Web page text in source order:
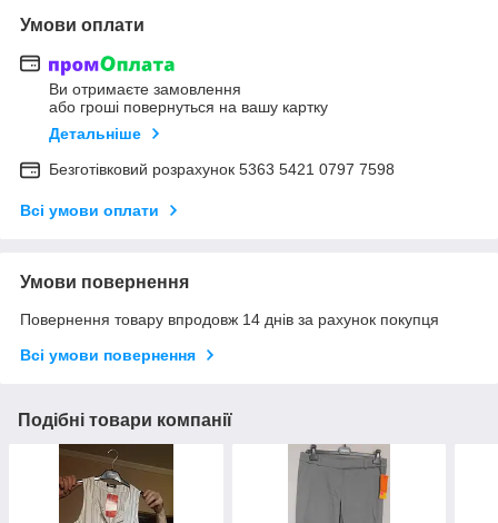
Умови оплати
Ви отримаєте замовлення
або гроші повернуться на вашу картку
Детальніше
Безготівковий розрахунок 5363 5421 0797 7598
Всі умови оплати
Умови повернення
Повернення товару впродовж 14 днів за рахунок покупця
Всі умови повернення
Подібні товари компанії